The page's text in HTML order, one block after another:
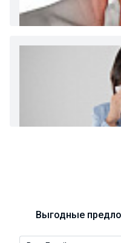
Диета 7 стол при
Ларингит: все о
спасти свой голос.
Выгодные